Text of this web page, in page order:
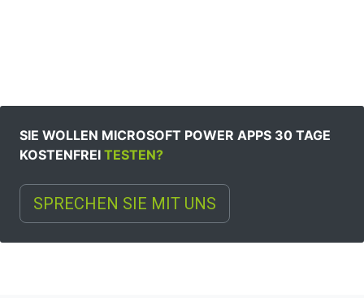
SIE WOLLEN MICROSOFT POWER APPS 30 TAGE
KOSTENFREI TESTEN?
SPRECHEN SIE MIT UNS